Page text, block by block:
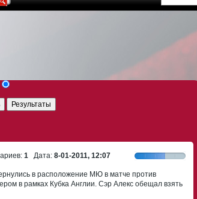
Результаты
1Дата: 8-01-2011, 12:07
в расположение МЮ в матче против
в рамках Кубка Англии. Сэр Алекс обещал взять